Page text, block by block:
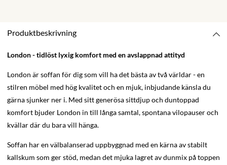
Produktbeskrivning
London - tidlöst lyxig komfort med en avslappnad attityd
London är soffan för dig som vill ha det bästa av två världar - en
stilren möbel med hög kvalitet och en mjuk, inbjudande känsla du
gärna sjunker ner i. Med sitt generösa sittdjup och duntoppad
komfort bjuder London in till långa samtal, spontana vilopauser och
kvällar där du bara vill hänga.
Soffan har en välbalanserad uppbyggnad med en kärna av stabilt
kallskum som ger stöd, medan det mjuka lagret av dunmix på toppen